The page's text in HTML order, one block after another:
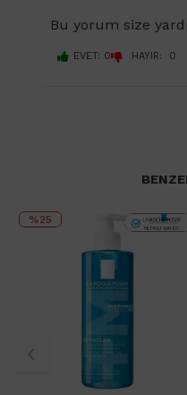
Bu yorum size
EVET: 0 HAYIR: 0
%25